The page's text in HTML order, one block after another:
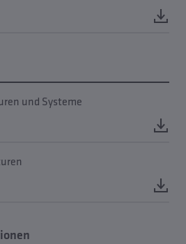
und Systeme